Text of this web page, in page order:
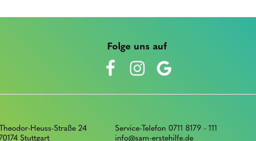
Folge uns auf
Theodor-Heuss-Straße 24
70174 Stuttgart
Service-Telefon 0711 8179 - 111
info@sam-erstehilfe.de